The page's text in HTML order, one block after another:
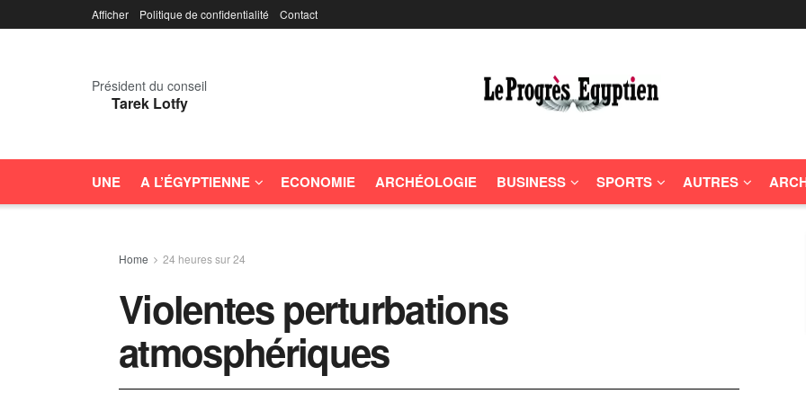
Afficher Politique de confidentialité Contact
Président du conseil
Tarek Lotfy
UNE A L’ÉGYPTIENNE ECONOMIE ARCHÉOLOGIE BUSINESS SPORTS AUTRES
Home 24 heures sur 24
Violentes perturbations
atmosphériques